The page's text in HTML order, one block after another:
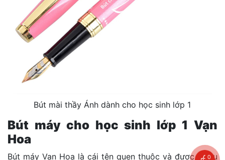
Bút mài thầy Ánh dành cho học sinh lớp 1
Bút máy cho học sinh lớp 1 Vạn
Hoa
Bút máy Vạn Hoa là cái tên quen thuộc và được nhiều
0